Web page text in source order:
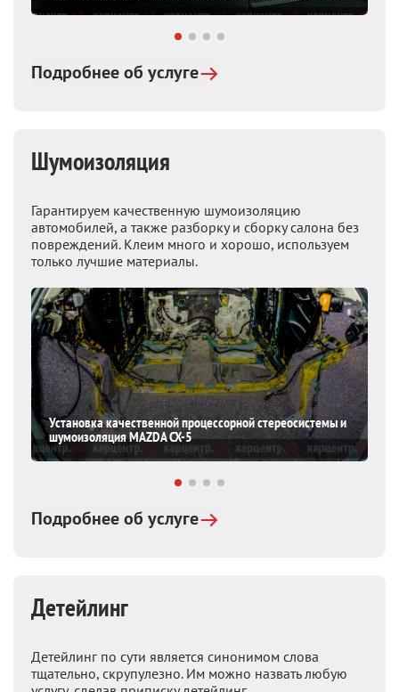
Подробнее об услуге
Шумоизоляция
Гарантируем качественную шумоизоляцию
автомобилей, а также разборку и сборку салона без
повреждений. Клеим много и хорошо, используем
только лучшие материалы.
Установка качественной процессорной стереосистемы и
шумоизоляция MAZDA CX-5
Подробнее об услуге
Детейлинг
Детейлинг по сути является синонимом слова
тщательно, скрупулезно. Им можно назвать любую